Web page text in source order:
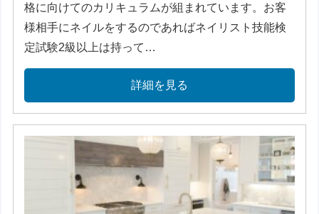
格に向けてのカリキュラムが組まれています。お客
様相手にネイルをするのであればネイリスト技能検
定試験2級以上は持って…
詳細を見る